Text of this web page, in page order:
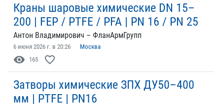
Краны шаровые химические DN 15–
200 | FEP / PTFE / PFA | PN 16 / PN 25
Антон Владимирович – ФланАрмГрупп
6 июня 2026 г. в 20:26 Москва
visibility 165 favorite_border
Затворы химические ЗПХ ДУ50–400
мм | PTFE | PN16